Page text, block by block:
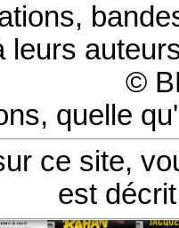
leurs
©
quelle
ce site,
est